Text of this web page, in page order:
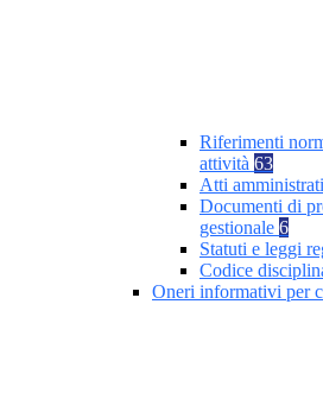
Riferimenti
attività 63
Atti
Documenti di
gestionale 6
Statuti e leggi
Codice
Oneri informativi per